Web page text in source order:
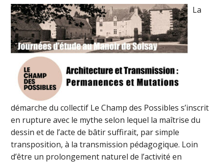
La
démarche du collectif Le Champ des Possibles s’inscrit
en rupture avec le mythe selon lequel la maîtrise du
dessin et de l’acte de bâtir suffirait, par simple
transposition, à la transmission pédagogique. Loin
d’être un prolongement naturel de l’activité en